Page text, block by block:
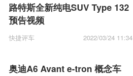
路特斯全新纯电SUV Type 132
预告视频
快捷评车 2022/03/24 11:34
奥迪A6 Avant e-tron 概念车